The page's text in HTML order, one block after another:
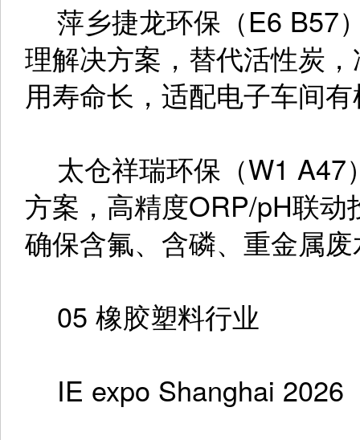
萍乡捷龙环保（E6 B57
理解决方案，替代活性炭
用寿命长，适配电子车间
太仓祥瑞环保（W1 A47
方案，高精度ORP/pH联
确保含氟、含磷、重金属
05 橡胶塑料行业
IE expo Shanghai 2026